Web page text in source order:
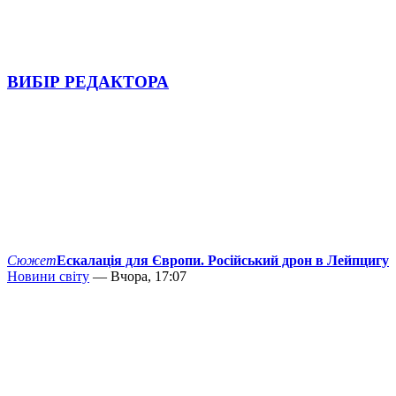
ВИБІР РЕДАКТОРА
СюжетЕскалація для Європи. Російський дрон в Лейпцигу
Новини світу — Вчора, 17:07